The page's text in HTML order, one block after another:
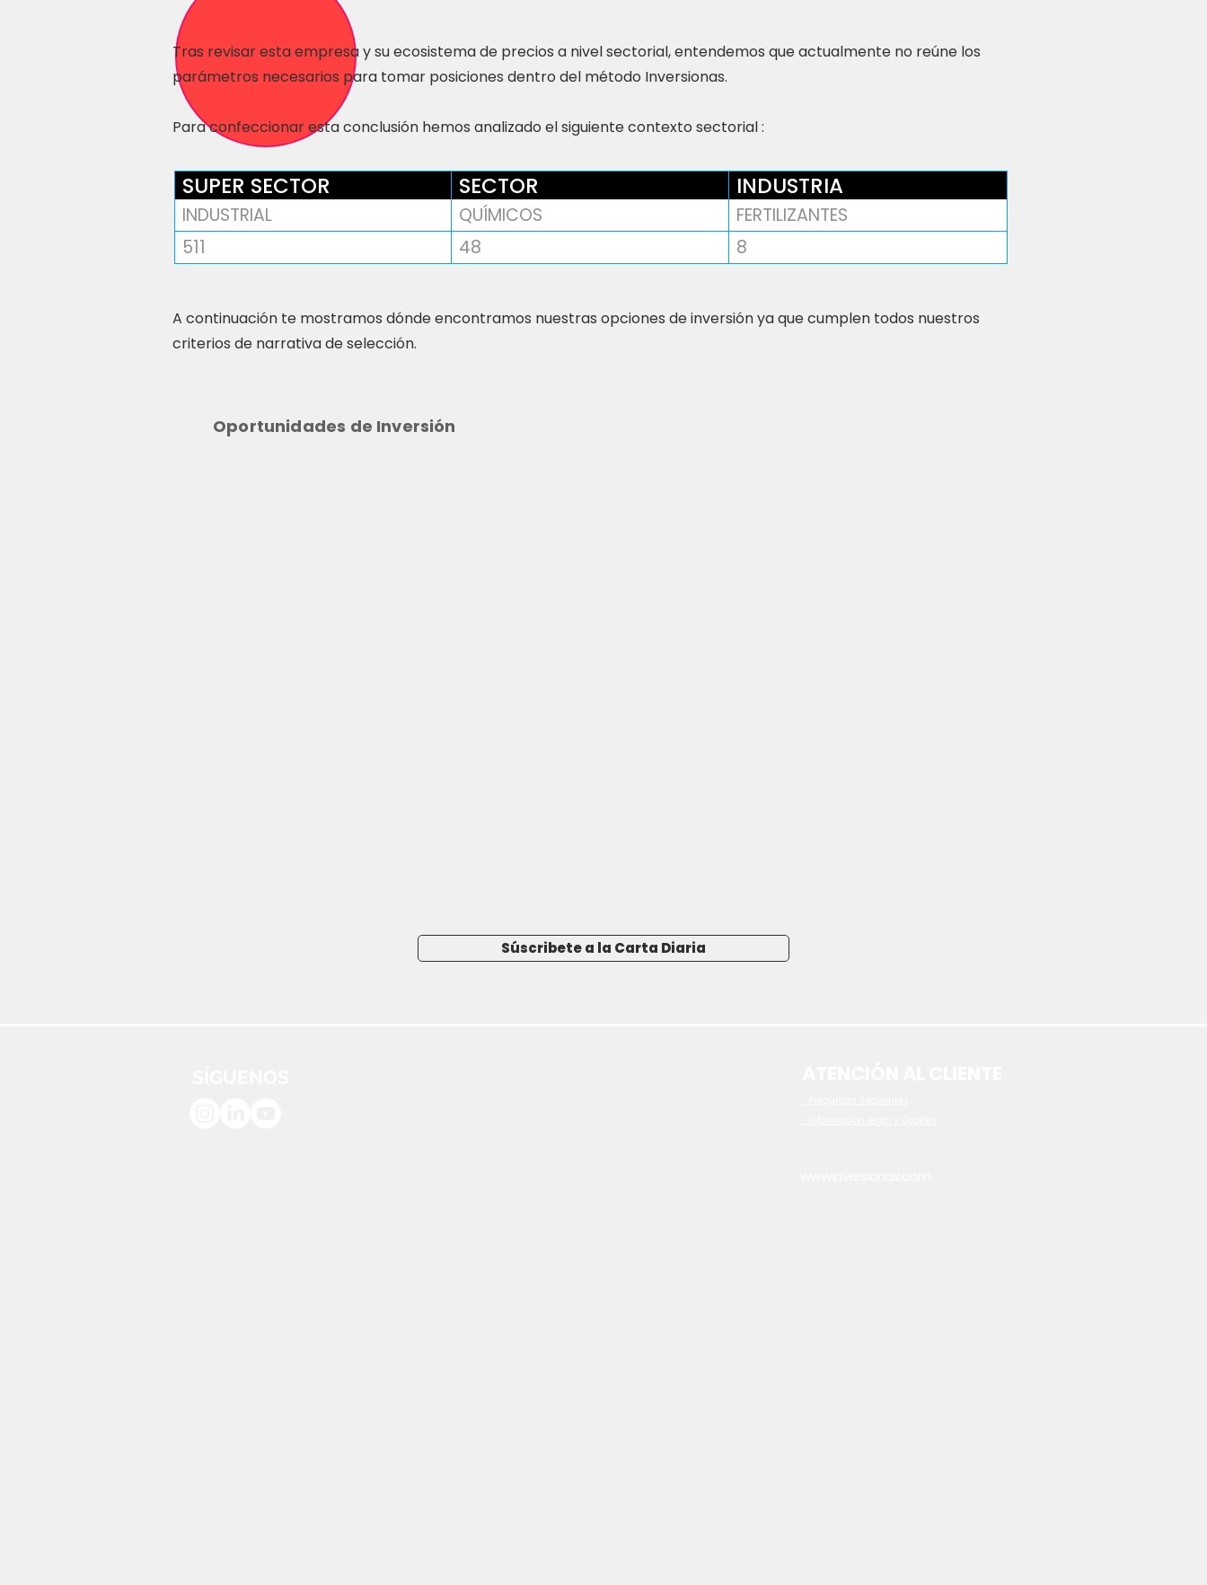
Tras revisar esta empresa y su ecosistema de precios a nivel sectorial, entendemos que actualmente no reúne los
parámetros necesarios para tomar posiciones dentro del método Inversionas.
Para confeccionar esta conclusión hemos analizado el siguiente contexto sectorial :
SUPER SECTOR SECTOR INDUSTRIA
INDUSTRIAL QUÍMICOS
FERTILIZANTES
511
48 8
A continuación te mostramos dónde encontramos nuestras opciones de inversión ya que cumplen todos nuestros
criterios de narrativa de selección.
Oportunidades de Inversión
Súscribete a la Carta Diaria